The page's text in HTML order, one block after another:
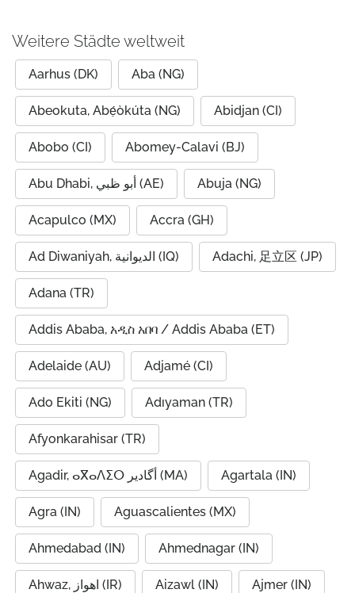
Weitere Städte weltweit
Aarhus (DK) Aba (NG)
Abeokuta, Abẹ́òkúta (NG) Abidjan (CI)
Abobo (CI) Abomey-Calavi (BJ)
Abu Dhabi, أبو ظبي (AE) Abuja (NG)
Acapulco (MX) Accra (GH)
Ad Diwaniyah, الديوانية (IQ) Adachi, 足立区 (JP)
Adana (TR)
Addis Ababa, አዲስ አበባ / Addis Ababa (ET)
Adelaide (AU) Adjamé (CI)
Ado Ekiti (NG) Adıyaman (TR)
Afyonkarahisar (TR)
Agadir, ⴰⴳⴰⴷⵉⵔ أگادیر (MA) Agartala (IN)
Agra (IN) Aguascalientes (MX)
Ahmedabad (IN) Ahmednagar (IN)
Ahwaz, اهواز (IR) Aizawl (IN) Ajmer (IN)